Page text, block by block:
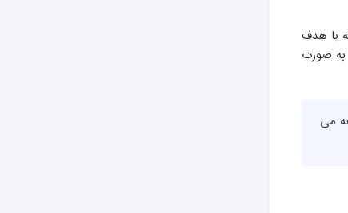
با هدف
به صورت
شده توسط این مرکز همراه با گارانتی ۳ تا ۱۲ ماهه می